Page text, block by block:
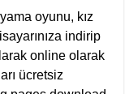
oyunu, kız
indirip
online olarak
ücretsiz